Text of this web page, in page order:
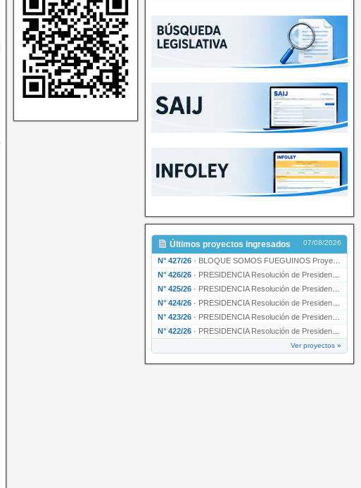
Últimos proyectos ingresados 07/08/2026
N° 427/26 · BLOQUE SOMOS FUEGUINOS Proyecto de Declaración declarando de interés provincial PRESIDENCI…
N° 426/26 · PRESIDENCIA Resolución de Presidencia N° 216/26 declarando de interés provincial la labor …
N° 425/26 · PRESIDENCIA Resolución de Presidencia N° 212/26 declarando de interés provincial el “50° A…
N° 424/26 · PRESIDENCIA Resolución de Presidencia Nº 210/26 declarando de interés provincial el proyec…
N° 423/26 · PRESIDENCIA Resolución de Presidencia Nº 209/26 declarando de interés provincial la presen…
N° 422/26 · PRESIDENCIA Resolución de Presidencia N° 200/26 para su ratificación.
Ver proyectos »